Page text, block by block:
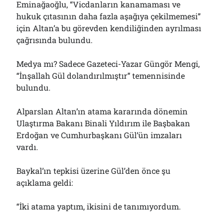
Eminağaoğlu, “Vicdanların kanamaması ve
hukuk çıtasının daha fazla aşağıya çekilmemesi”
için Altan’a bu görevden kendiliğinden ayrılması
çağrısında bulundu.
Medya mı? Sadece Gazeteci-Yazar Güngör Mengi,
“İnşallah Gül dolandırılmıştır” temennisinde
bulundu.
Alparslan Altan’ın atama kararında dönemin
Ulaştırma Bakanı Binali Yıldırım ile Başbakan
Erdoğan ve Cumhurbaşkanı Gül’ün imzaları
vardı.
Baykal’ın tepkisi üzerine Gül’den önce şu
açıklama geldi:
“İki atama yaptım, ikisini de tanımıyordum.